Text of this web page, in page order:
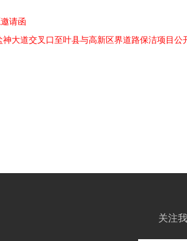
请函
大道交叉口至叶县与高新区界道路保洁项目公
关注